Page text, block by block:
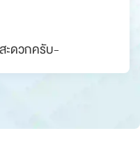
ะดวกครับ-